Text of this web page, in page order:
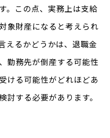
。この点、実務上は支給
象財産になると考えられ
えるかどうかは、退職金
勤務先が倒産する可能性
ける可能性がどれほどあ
討する必要があります。